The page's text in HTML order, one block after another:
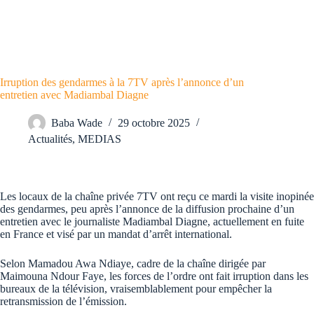
Irruption des gendarmes à la 7TV après l’annonce d’un
entretien avec Madiambal Diagne
Baba Wade
29 octobre 2025
Actualités, MEDIAS
Les locaux de la chaîne privée 7TV ont reçu ce mardi la visite inopinée
des gendarmes, peu après l’annonce de la diffusion prochaine d’un
entretien avec le journaliste Madiambal Diagne, actuellement en fuite
en France et visé par un mandat d’arrêt international.
Selon Mamadou Awa Ndiaye, cadre de la chaîne dirigée par
Maimouna Ndour Faye, les forces de l’ordre ont fait irruption dans les
bureaux de la télévision, vraisemblablement pour empêcher la
retransmission de l’émission.